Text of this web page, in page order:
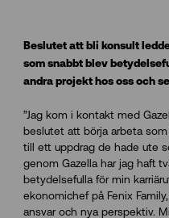
Beslutet att bli konsult
som snabbt blev
andra projekt hos oss och
”Jag kom i kontakt med
beslutet att börja arbeta
till ett uppdrag de hade ute
genom Gazella har jag haft
betydelsefulla för min
ekonomichef på Fenix
ansvar och nya perspektiv.